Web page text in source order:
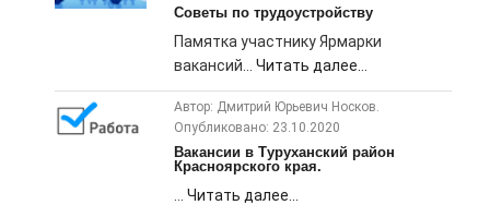
Советы по трудоустройству
Памятка участнику Ярмарки
вакансий... Читать далее...
Автор: Дмитрий Юрьевич Носков.
Опубликовано: 23.10.2020
Вакансии в Туруханский район
Красноярского края.
Читать далее...